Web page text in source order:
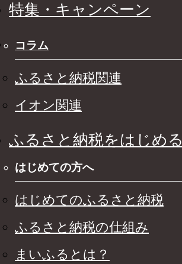
特集・キャンペーン
コラム
ふるさと納税関連
イオン関連
ふるさと納税をはじめる
はじめての方へ
はじめてのふるさと納税
ふるさと納税の仕組み
まいふるとは？